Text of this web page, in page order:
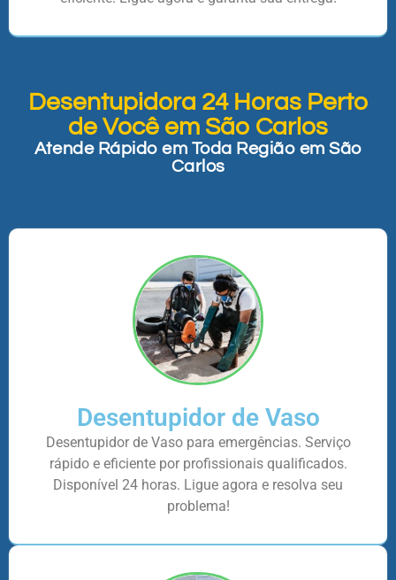
Desentupidora 24 Horas Perto
de Você em São Carlos
Atende Rápido em Toda Região em São
Carlos
Desentupidor de Vaso
Desentupidor de Vaso para emergências. Serviço
rápido e eficiente por profissionais qualificados.
Disponível 24 horas. Ligue agora e resolva seu
problema!